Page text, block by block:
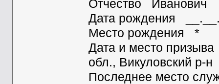
Отчество Иванович
Дата рождения
Место рождения *
Дата и место
обл., Викуловский р-н
Последнее место